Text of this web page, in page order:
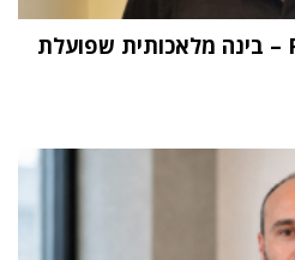
"העתיד הוא Physical AI – בינה מלאכותית שפועלת